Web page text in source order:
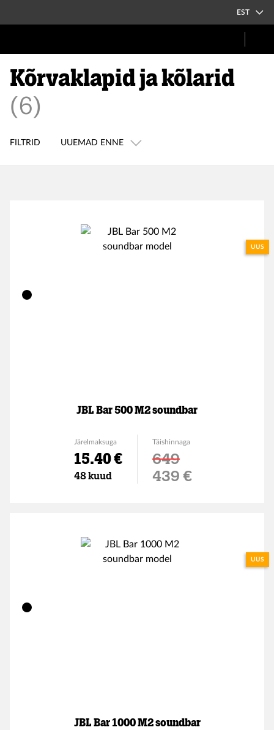
EST
Kõrvaklapid ja kõlarid
(6)
FILTRID UUEMAD ENNE
UUS
JBL Bar 500 M2 soundbar
Järelmaksuga
15.40 €
48 kuud
Täishinnaga
649
Soodushind
439 €
UUS
JBL Bar 1000 M2 soundbar